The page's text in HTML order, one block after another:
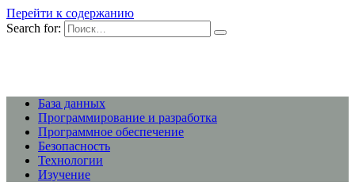
Перейти к содержанию
Search for:
База данных
Программирование и разработка
Программное обеспечение
Безопасность
Технологии
Изучение